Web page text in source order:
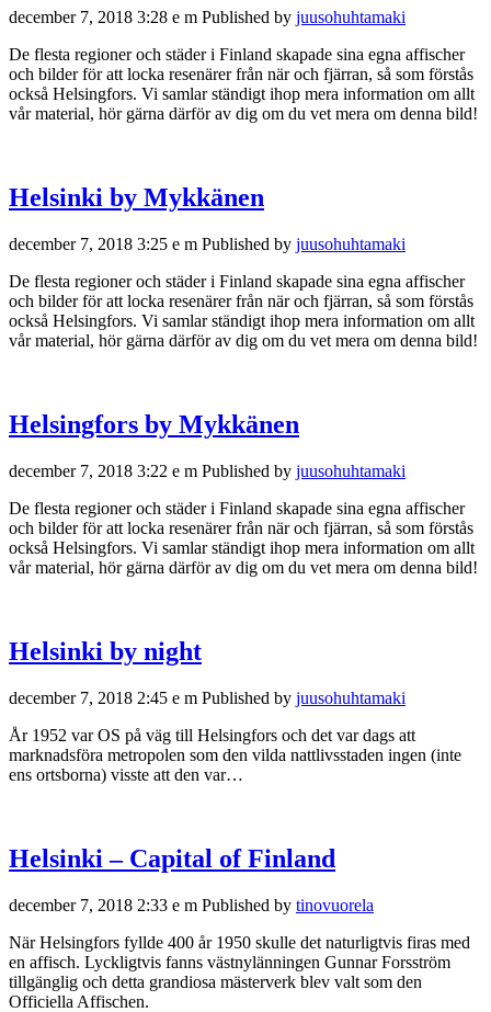
december 7, 2018 3:28 e m Published by juusohuhtamaki
De flesta regioner och städer i Finland skapade sina egna affischer
och bilder för att locka resenärer från när och fjärran, så som förstås
också Helsingfors. Vi samlar ständigt ihop mera information om allt
vår material, hör gärna därför av dig om du vet mera om denna bild!
Helsinki by Mykkänen
december 7, 2018 3:25 e m Published by juusohuhtamaki
De flesta regioner och städer i Finland skapade sina egna affischer
och bilder för att locka resenärer från när och fjärran, så som förstås
också Helsingfors. Vi samlar ständigt ihop mera information om allt
vår material, hör gärna därför av dig om du vet mera om denna bild!
Helsingfors by Mykkänen
december 7, 2018 3:22 e m Published by juusohuhtamaki
De flesta regioner och städer i Finland skapade sina egna affischer
och bilder för att locka resenärer från när och fjärran, så som förstås
också Helsingfors. Vi samlar ständigt ihop mera information om allt
vår material, hör gärna därför av dig om du vet mera om denna bild!
Helsinki by night
december 7, 2018 2:45 e m Published by juusohuhtamaki
År 1952 var OS på väg till Helsingfors och det var dags att
marknadsföra metropolen som den vilda nattlivsstaden ingen (inte
ens ortsborna) visste att den var…
Helsinki – Capital of Finland
december 7, 2018 2:33 e m Published by tinovuorela
När Helsingfors fyllde 400 år 1950 skulle det naturligtvis firas med
en affisch. Lyckligtvis fanns västnylänningen Gunnar Forsström
tillgänglig och detta grandiosa mästerverk blev valt som den
Officiella Affischen.